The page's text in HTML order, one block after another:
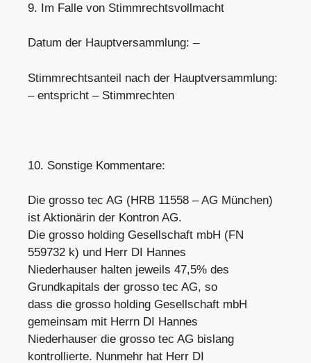
9. Im Falle von Stimmrechtsvollmacht
Datum der Hauptversammlung: –
Stimmrechtsanteil nach der Hauptversammlung:
– entspricht – Stimmrechten
10. Sonstige Kommentare:
Die grosso tec AG (HRB 11558 – AG München)
ist Aktionärin der Kontron AG.
Die grosso holding Gesellschaft mbH (FN
559732 k) und Herr DI Hannes
Niederhauser halten jeweils 47,5% des
Grundkapitals der grosso tec AG, so
dass die grosso holding Gesellschaft mbH
gemeinsam mit Herrn DI Hannes
Niederhauser die grosso tec AG bislang
kontrollierte. Nunmehr hat Herr DI